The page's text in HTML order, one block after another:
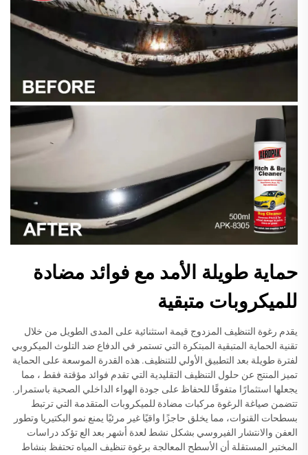
حماية طويلة الأمد مع فوائد مضادة
للميكروبات متبقية
يقدم رغوة التنظيف المزدوج قيمة استثنائية على المدى الطويل من خلال
تقنية الحماية المتبقية المبتكرة التي تستمر في الدفاع ضد التلوث الميكروبي
لفترة طويلة بعد التطبيق الأولي للتنظيف. هذه القدرة الموسعة على الحماية
تميز المنتج عن حلول التنظيف التقليدية التي تقدم فوائد مؤقتة فقط ، مما
يجعلها استثمارًا متفوقًا للحفاظ على جودة الهواء الداخلي الصحية باستمرار.
تتضمن صياغة الرغوة مركبات مضادة للميكروبات المتقدمة التي ترتبط
بسطحات القنوات، مما يخلق حاجزًا واقيًا غير مرئيًا يمنع نمو البكتيريا وتطور
العفن والانتشار الفيروسي بشكل نشط لعدة أشهر بعد الع تؤكد دراسات
المختبر المستقلة أن الأسطح المعالجة برغوة تنظيف المياه تحتفظ بنشاط